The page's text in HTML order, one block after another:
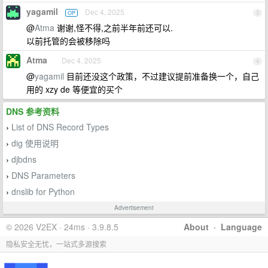
3
yagamil OP Dec 4, 2025
@Atma 谢谢,怪不得,之前半年前还可以.
以前托管的会被移除吗
4
Atma Dec 4, 2025
@yagamil 目前还没这个政策，不过建议提前准备换一个，自己
用的 xzy de 等便宜的买个
DNS 参考资料
› List of DNS Record Types
› dig 使用说明
› djbdns
› DNS Parameters
› dnslib for Python
Advertisement
About · Language
© 2026 V2EX · 24ms · 3.9.8.5
隐私安全无忧，一站式多源搜索